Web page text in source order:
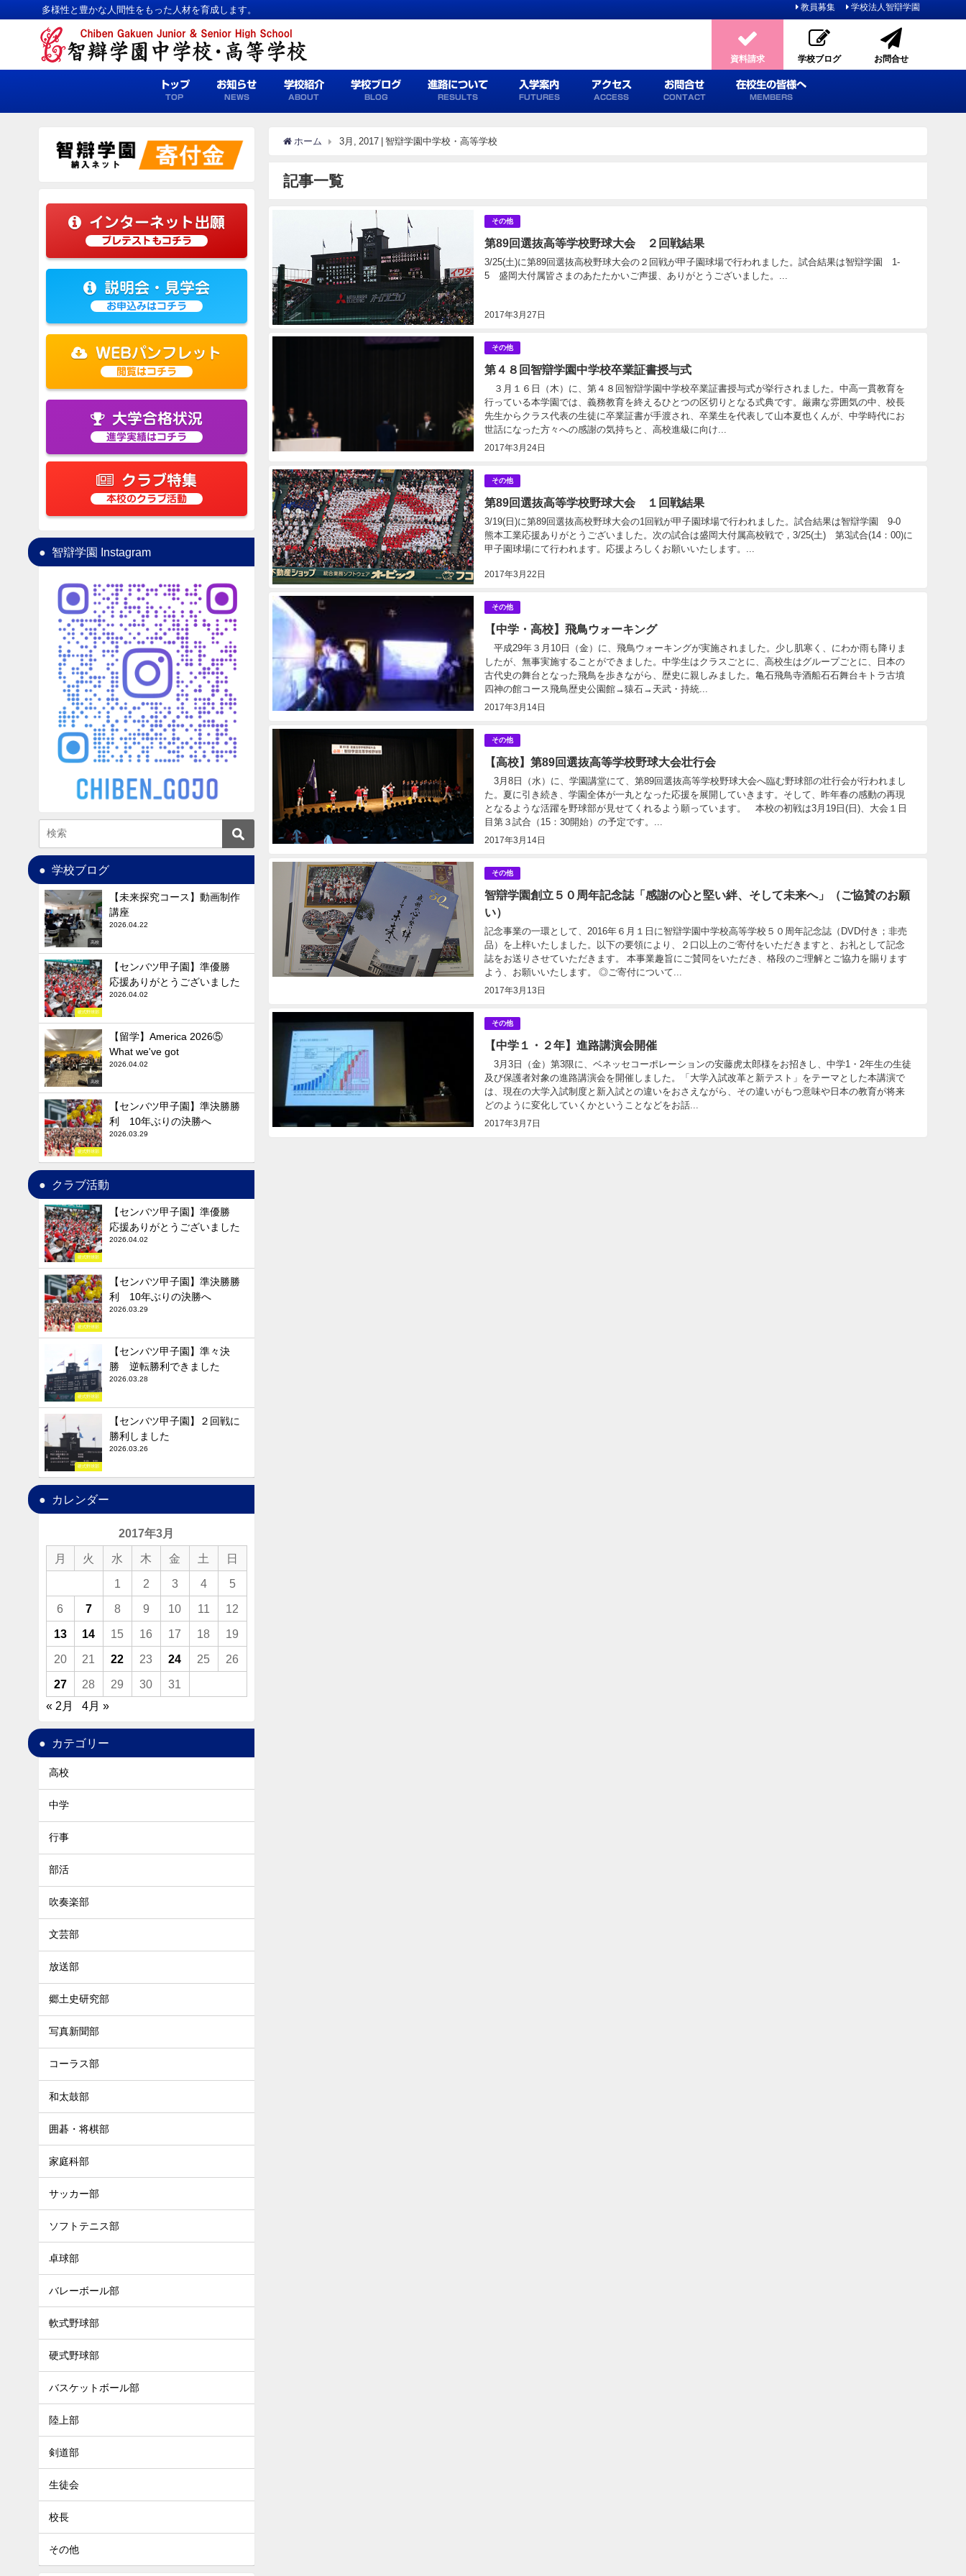
多様性と豊かな人間性をもった人材を育成します。 教員募集 学校法人智辯学園
資料請求 学校ブログ お問合せ
トップ
TOP
お知らせ
NEWS
学校紹介
ABOUT
学校ブログ
BLOG
進路について
RESULTS
入学案内
FUTURES
アクセス
ACCESS
お問合せ
CONTACT
在校生の皆様へ
MEMBERS
ホーム 3月, 2017 | 智辯学園中学校・高等学校
記事一覧
その他
第89回選抜高等学校野球大会 ２回戦結果
2017年3月27日
3/25(土)に第89回選抜高校野球大会の２回戦が甲子園球場で行われました。試合結果は智辯学園 1-
5 盛岡大付属皆さまのあたたかいご声援、ありがとうございました。...
その他
第４８回智辯学園中学校卒業証書授与式
2017年3月24日
３月１６日（木）に、第４８回智辯学園中学校卒業証書授与式が挙行されました。中高一貫教育を
行っている本学園では、義務教育を終えるひとつの区切りとなる式典です。厳粛な雰囲気の中、校長
先生からクラス代表の生徒に卒業証書が手渡され、卒業生を代表して山本夏也くんが、中学時代にお
世話になった方々への感謝の気持ちと、高校進級に向け...
その他
第89回選抜高等学校野球大会 １回戦結果
2017年3月22日
3/19(日)に第89回選抜高校野球大会の1回戦が甲子園球場で行われました。試合結果は智辯学園 9-0
熊本工業応援ありがとうございました。次の試合は盛岡大付属高校戦で，3/25(土) 第3試合(14：00)に
甲子園球場にて行われます。応援よろしくお願いいたします。...
その他
【中学・高校】飛鳥ウォーキング
2017年3月14日
平成29年３月10日（金）に、飛鳥ウォーキングが実施されました。少し肌寒く、にわか雨も降りま
したが、無事実施することができました。中学生はクラスごとに、高校生はグループごとに、日本の
古代史の舞台となった飛鳥を歩きながら、歴史に親しみました。亀石飛鳥寺酒船石石舞台キトラ古墳
四神の館コース飛鳥歴史公園館→猿石→天武・持統...
その他
【高校】第89回選抜高等学校野球大会壮行会
2017年3月14日
3月8日（水）に、学園講堂にて、第89回選抜高等学校野球大会へ臨む野球部の壮行会が行われまし
た。夏に引き続き、学園全体が一丸となった応援を展開していきます。そして、昨年春の感動の再現
となるような活躍を野球部が見せてくれるよう願っています。 本校の初戦は3月19日(日)、大会１日
目第３試合（15：30開始）の予定です。...
その他
智辯学園創立５０周年記念誌「感謝の心と堅い絆、そして未来へ」（ご協賛のお願
い）
2017年3月13日
記念事業の一環として、2016年６月１日に智辯学園中学校高等学校５０周年記念誌（DVD付き；非売
品）を上梓いたしました。以下の要領により、２口以上のご寄付をいただきますと、お礼として記念
誌をお送りさせていただきます。 本事業趣旨にご賛同をいただき、格段のご理解とご協力を賜ります
よう、お願いいたします。 ◎ご寄付について...
その他
【中学１・２年】進路講演会開催
2017年3月7日
3月3日（金）第3限に、ベネッセコーポレーションの安藤虎太郎様をお招きし、中学1・2年生の生徒
及び保護者対象の進路講演会を開催しました。「大学入試改革と新テスト」をテーマとした本講演で
は、現在の大学入試制度と新入試との違いをおさえながら、その違いがもつ意味や日本の教育が将来
どのように変化していくかということなどをお話...
インターネット出願
プレテストもコチラ
説明会・見学会
お申込みはコチラ
WEBパンフレット
閲覧はコチラ
大学合格状況
進学実績はコチラ
クラブ特集
本校のクラブ活動
智辯学園 Instagram
学校ブログ
高校
【未来探究コース】動画制作
講座
2026.04.22
硬式野球部
【センバツ甲子園】準優勝
応援ありがとうございました
2026.04.02
高校
【留学】America 2026⑤
What we've got
2026.04.02
硬式野球部
【センバツ甲子園】準決勝勝
利 10年ぶりの決勝へ
2026.03.29
クラブ活動
硬式野球部
【センバツ甲子園】準優勝
応援ありがとうございました
2026.04.02
硬式野球部
【センバツ甲子園】準決勝勝
利 10年ぶりの決勝へ
2026.03.29
硬式野球部
【センバツ甲子園】準々決
勝 逆転勝利できました
2026.03.28
硬式野球部
【センバツ甲子園】２回戦に
勝利しました
2026.03.26
カレンダー
2017年3月
月 火 水 木 金 土 日
1 2 3 4 5
6 7 8 9 10 11 12
13 14 15 16 17 18 19
20 21 22 23 24 25 26
27 28 29 30
31
« 2月
4月 »
カテゴリー
高校
中学
行事
部活
吹奏楽部
文芸部
放送部
郷土史研究部
写真新聞部
コーラス部
和太鼓部
囲碁・将棋部
家庭科部
サッカー部
ソフトテニス部
卓球部
バレーボール部
軟式野球部
硬式野球部
バスケットボール部
陸上部
剣道部
生徒会
校長
その他